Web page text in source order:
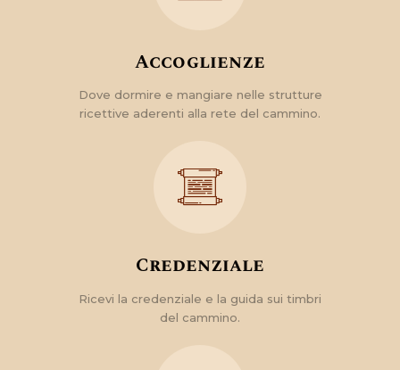
Accoglienze
Dove dormire e mangiare nelle strutture
ricettive aderenti alla rete del cammino.
Credenziale
Ricevi la credenziale e la guida sui timbri
del cammino.